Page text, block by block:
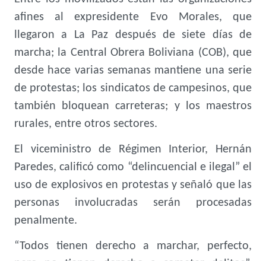
afines al expresidente Evo Morales, que
llegaron a La Paz después de siete días de
marcha; la Central Obrera Boliviana (COB), que
desde hace varias semanas mantiene una serie
de protestas; los sindicatos de campesinos, que
también bloquean carreteras; y los maestros
rurales, entre otros sectores.
El viceministro de Régimen Interior, Hernán
Paredes, calificó como “delincuencial e ilegal” el
uso de explosivos en protestas y señaló que las
personas involucradas serán procesadas
penalmente.
“Todos tienen derecho a marchar, perfecto,